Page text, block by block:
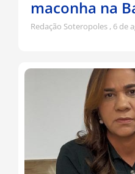
maconha na
Redação Soteropoles 6 de